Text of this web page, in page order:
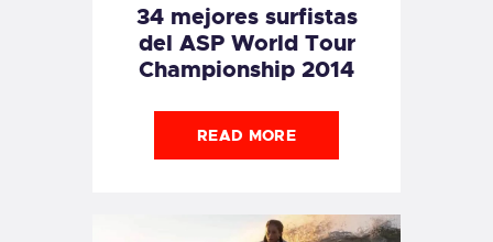
34 mejores surfistas
del ASP World Tour
Championship 2014
READ MORE